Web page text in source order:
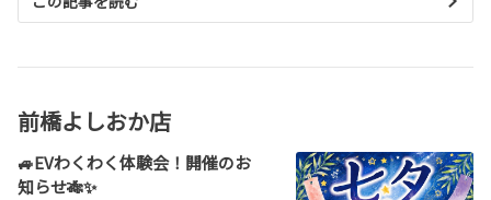
前橋よしおか店
🚙EVわくわく体験会！開催のお
知らせ🎋✨